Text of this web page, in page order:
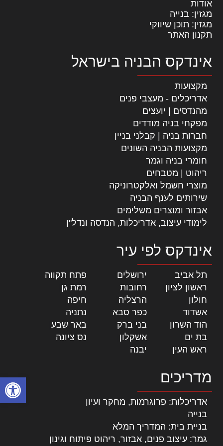
פתח
אודות
מגזין: בנייה
מגזין: תוכן שיווקי
תקנון האתר
אינדקס הבניה בישראל
מקצועות
אדריכלים - מעצבי פנים
מהנדסים | יועצים
מפקחי בניה מודדים
חברות בניה | קבלני בניין
מקצועות הבניה השונים
חומרי בניה וגמר
ריהוט | מטבחים
מוצרי חשמל ואלקטרוניקה
שירותים לענף הבניה
אבזור ומוצרים משלימים
לימודי עיצוב, אדריכלות, הנדסה ונדל"ן
אינדקס לפי עיר
תל אביב ירושלים פתח תקווה
ראשון לציון
רחובות רמת גן
חולון
הרצליה חיפה
אשדוד
כפר סבא נתניה
הוד השרון
בני ברק באר שבע
בת ים
אשקלון נס ציונה
ראש העין
יבנה
מדריכים
אדריכלות: פרוגרמות, מחקר ועיון
בנייה
בניית בית: המדריך המלא
גמר: עיצוב פנים, אבזור, ריהוט פיתוח וגינון